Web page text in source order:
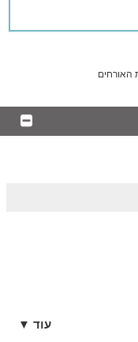
בסביבה: טיולי
על אופניים, טיול
ביקור בבית אורן,
וירקות צבעוני, בתי
האורחים
עוד ▼